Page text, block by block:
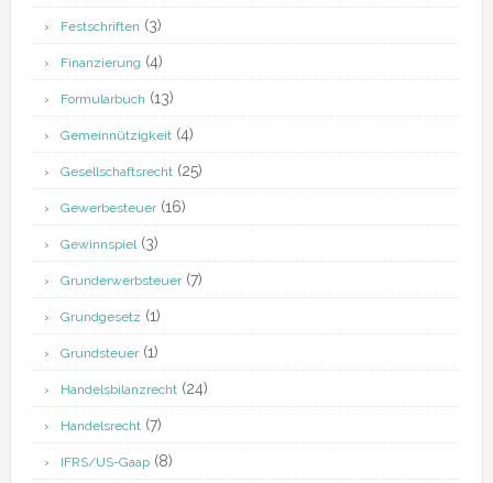
Festschriften (3)
Finanzierung (4)
Formularbuch (13)
Gemeinnützigkeit(4)
Gesellschaftsrecht(25)
Gewerbesteuer(16)
Gewinnspiel(3)
Grunderwerbsteuer(7)
Grundgesetz (1)
Grundsteuer(1)
Handelsbilanzrecht(24)
Handelsrecht(7)
IFRS/US-Gaap(8)